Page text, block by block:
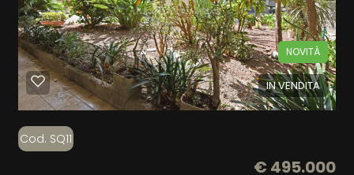
IN VENDITA
NOVITÀ
Cod. SQ11
€ 495.000